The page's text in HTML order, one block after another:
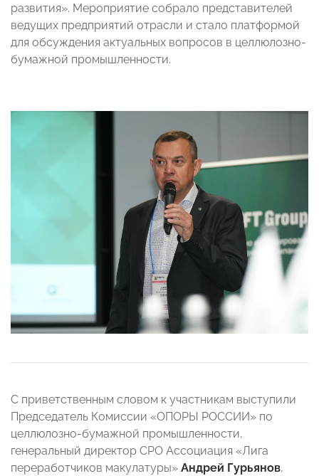
развития». Мероприятие собрало представителей
ведущих предприятий отрасли и стало платформой
для обсуждения актуальных вопросов в целлюлозно-
бумажной промышленности.
С приветственным словом к участникам выступили
Председатель Комиссии «ОПОРЫ РОССИИ» по
целлюлозно-бумажной промышленности,
генеральный директор СРО Ассоциация «Лига
переработчиков макулатуры» Андрей Гурьянов,